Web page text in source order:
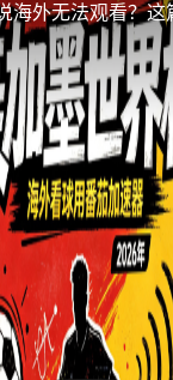
海外无法观看？这